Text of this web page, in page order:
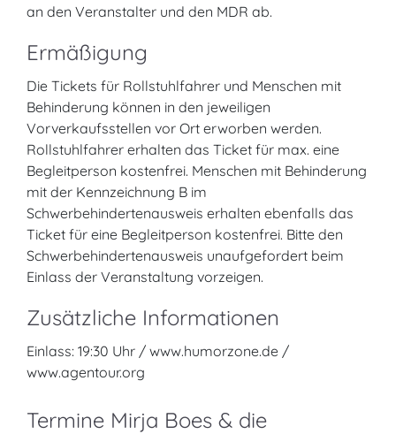
an den Veranstalter und den MDR ab.
Ermäßigung
Die Tickets für Rollstuhlfahrer und Menschen mit
Behinderung können in den jeweiligen
Vorverkaufsstellen vor Ort erworben werden.
Rollstuhlfahrer erhalten das Ticket für max. eine
Begleitperson kostenfrei. Menschen mit Behinderung
mit der Kennzeichnung B im
Schwerbehindertenausweis erhalten ebenfalls das
Ticket für eine Begleitperson kostenfrei. Bitte den
Schwerbehindertenausweis unaufgefordert beim
Einlass der Veranstaltung vorzeigen.
Zusätzliche Informationen
Einlass: 19:30 Uhr / www.humorzone.de /
www.agentour.org
Termine Mirja Boes & die